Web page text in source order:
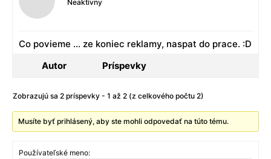
Neaktívny
Co povieme … ze koniec reklamy, naspat do prace. :D
Autor
Príspevky
Zobrazujú sa 2 príspevky - 1 až 2 (z celkového počtu 2)
Musíte byť prihlásený, aby ste mohli odpovedať na túto tému.
Používateľské meno: